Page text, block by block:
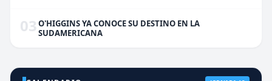
03 O'HIGGINS YA CONOCE SU DESTINO EN LA
SUDAMERICANA